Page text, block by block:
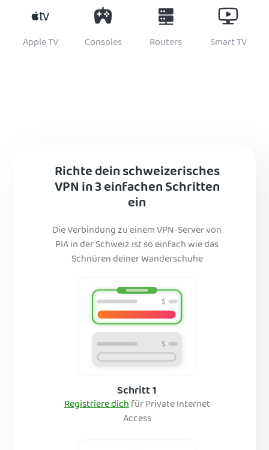
Apple TV Consoles Routers Smart TV
Richte dein schweizerisches
VPN in 3 einfachen Schritten
ein
Die Verbindung zu einem VPN-Server von
PIA in der Schweiz ist so einfach wie das
Schnüren deiner Wanderschuhe
Schritt 1
Registriere dichfür Private Internet
Access